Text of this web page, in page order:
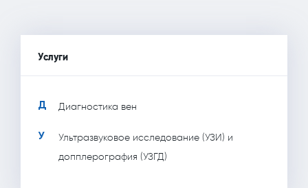
Услуги
Д Диагностика вен
У
Ультразвуковое исследование (УЗИ) и
допплерография (УЗГД)